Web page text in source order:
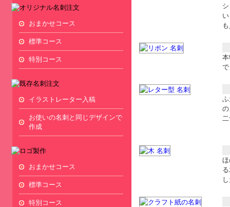
おまかせコース
標準コース
特別コース
イラストレーター入稿
お使いの名刺と同じデザインで
作成
おまかせコース
標準コース
特別コース